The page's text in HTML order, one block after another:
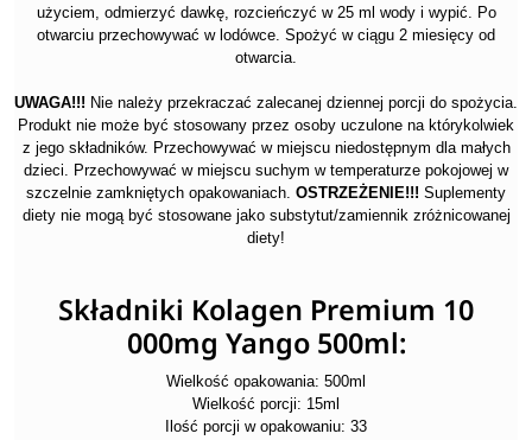
użyciem, odmierzyć dawkę, rozcieńczyć w 25 ml wody i wypić. Po
otwarciu przechowywać w lodówce. Spożyć w ciągu 2 miesięcy od
otwarcia.
UWAGA!!! Nie należy przekraczać zalecanej dziennej porcji do spożycia.
Produkt nie może być stosowany przez osoby uczulone na którykolwiek
z jego składników. Przechowywać w miejscu niedostępnym dla małych
dzieci. Przechowywać w miejscu suchym w temperaturze pokojowej w
szczelnie zamkniętych opakowaniach. OSTRZEŻENIE!!! Suplementy
diety nie mogą być stosowane jako substytut/zamiennik zróżnicowanej
diety!
Składniki Kolagen Premium 10
000mg Yango 500ml:
Wielkość opakowania: 500ml
Wielkość porcji: 15ml
Ilość porcji w opakowaniu: 33